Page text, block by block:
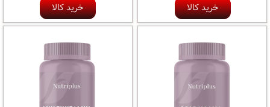
خرید کالا
خرید کالا